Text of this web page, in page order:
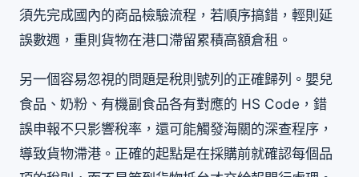
須先完成國內的商品檢驗流程，若順序搞錯，輕則延
誤數週，重則貨物在港口滯留累積高額倉租。
另一個容易忽視的問題是稅則號列的正確歸列。嬰兒
食品、奶粉、有機副食品各有對應的 HS Code，錯
誤申報不只影響稅率，還可能觸發海關的深查程序，
導致貨物滯港。正確的起點是在採購前就確認每個品